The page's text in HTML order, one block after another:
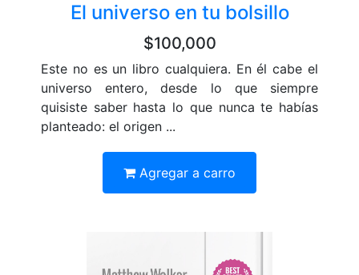
El universo en tu bolsillo
$100,000
Este no es un libro cualquiera. En él cabe el
universo entero, desde lo que siempre
quisiste saber hasta lo que nunca te habías
planteado: el origen ...
Agregar a carro